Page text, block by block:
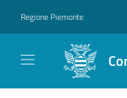
Regione Piemonte